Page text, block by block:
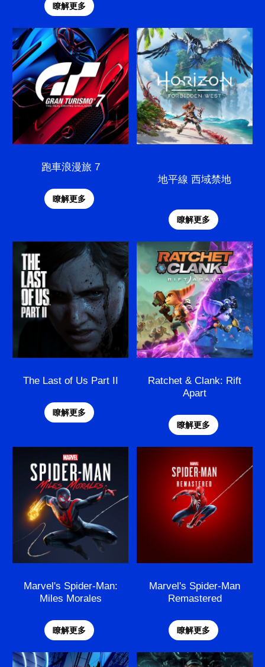
瞭解更多
跑車浪漫旅 7
瞭解更多
地平線 西域禁地
瞭解更多
The Last of Us Part II
瞭解更多
Ratchet & Clank: Rift
Apart
瞭解更多
Marvel's Spider-Man:
Miles Morales
瞭解更多
Marvel's Spider-Man
Remastered
瞭解更多